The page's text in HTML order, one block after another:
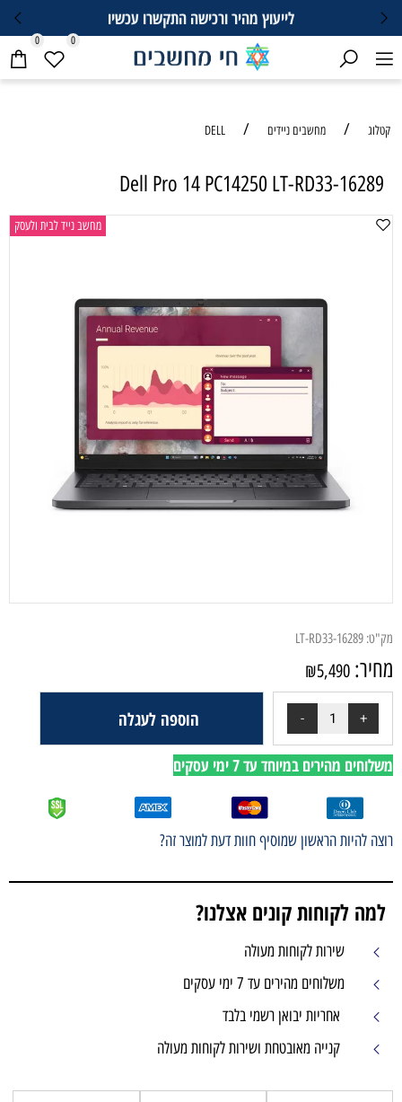
לייעוץ מהיר ורכישה התקשרו עכשיו
0 0
קטלוג / מחשבים ניידים /
DELL
Dell Pro 14 PC14250 LT-RD33-16289
מחשב נייד לבית ולעסק
מק"ט: LT-RD33-16289
מחיר: ₪5,490
הוספה לעגלה
משלוחים מהירים במיוחד עד 7 ימי עסקים
רוצה להיות הראשון שמוסיף חוות דעת למוצר זה?
למה לקוחות קונים אצלנו?
שירות לקוחות מעולה
משלוחים מהירים עד 7 ימי עסקים
אחריות יבואן רשמי בלבד
קנייה מאובטחת ושירות לקוחות מעולה